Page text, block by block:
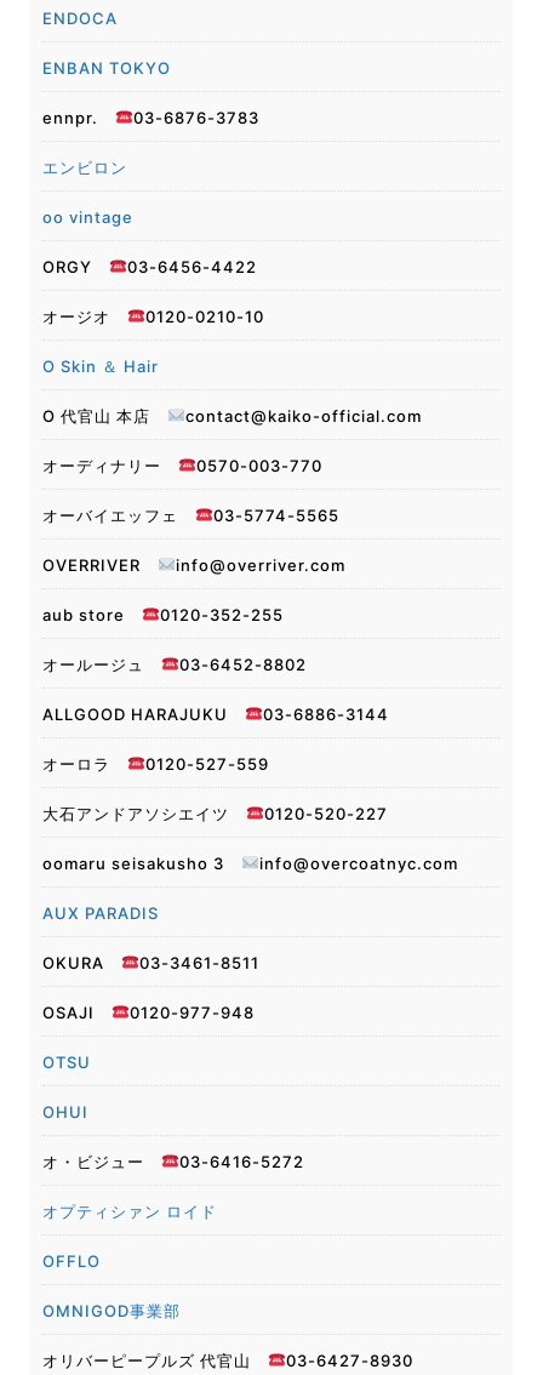
ENDOCA
ENBAN TOKYO
ennpr. 03-6876-3783
エンビロン
oo vintage
ORGY 03-6456-4422
オージオ 0120-0210-10
O Skin ＆ Hair
O 代官山 本店 contact@kaiko-official.com
オーディナリー 0570-003-770
オーバイエッフェ 03-5774-5565
OVERRIVER info@overriver.com
aub store 0120-352-255
オールージュ 03-6452-8802
ALLGOOD HARAJUKU 03-6886-3144
オーロラ 0120-527-559
大石アンドアソシエイツ 0120-520-227
oomaru seisakusho 3 info@overcoatnyc.com
AUX PARADIS
OKURA 03-3461-8511
OSAJI 0120-977-948
OTSU
OHUI
オ・ビジュー 03-6416-5272
オプティシァン ロイド
OFFLO
OMNIGOD事業部
オリバーピープルズ 代官山 03-6427-8930